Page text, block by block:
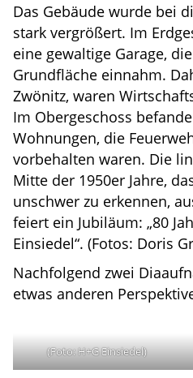
Das Gebäude wurde bei
stark vergrößert. Im
eine gewaltige Garage,
Grundfläche einnahm.
Zwönitz, waren
Im Obergeschoss
Wohnungen, die
vorbehalten waren. Die
Mitte der 1950er Jahre,
unschwer zu erkennen,
feiert ein Jubiläum: „80
Einsiedel“. (Fotos: Doris
Nachfolgend zwei
etwas anderen
(Foto: H+G Einsiedel)